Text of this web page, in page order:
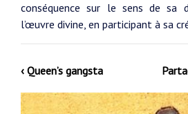
conséquence sur le sens de sa
l’œuvre divine, en participant à sa
‹ Queen’s gangsta